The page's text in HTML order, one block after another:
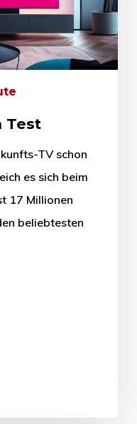
Test
TV schon
es sich beim
17 Millionen
beliebtesten